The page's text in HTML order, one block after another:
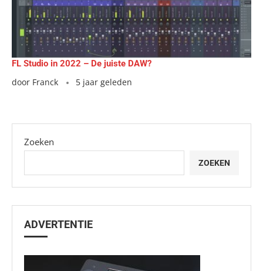
FL Studio in 2022 – De juiste DAW?
door Franck 5 jaar geleden
Zoeken
ZOEKEN
ADVERTENTIE